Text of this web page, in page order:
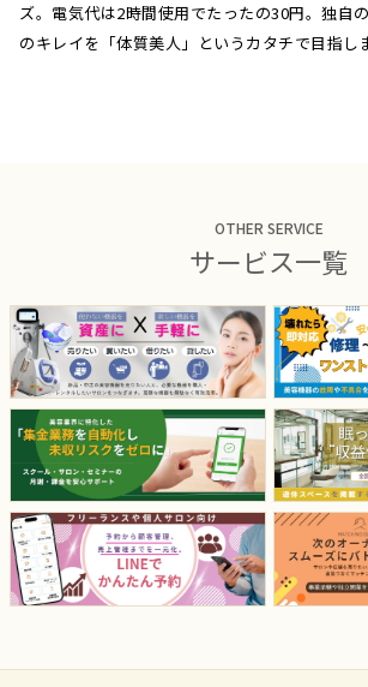
ズ。電気代は2時間使用でたったの30円。独自
のキレイを「体質美人」というカタチで目指し
OTHER SERVICE
サービス一覧